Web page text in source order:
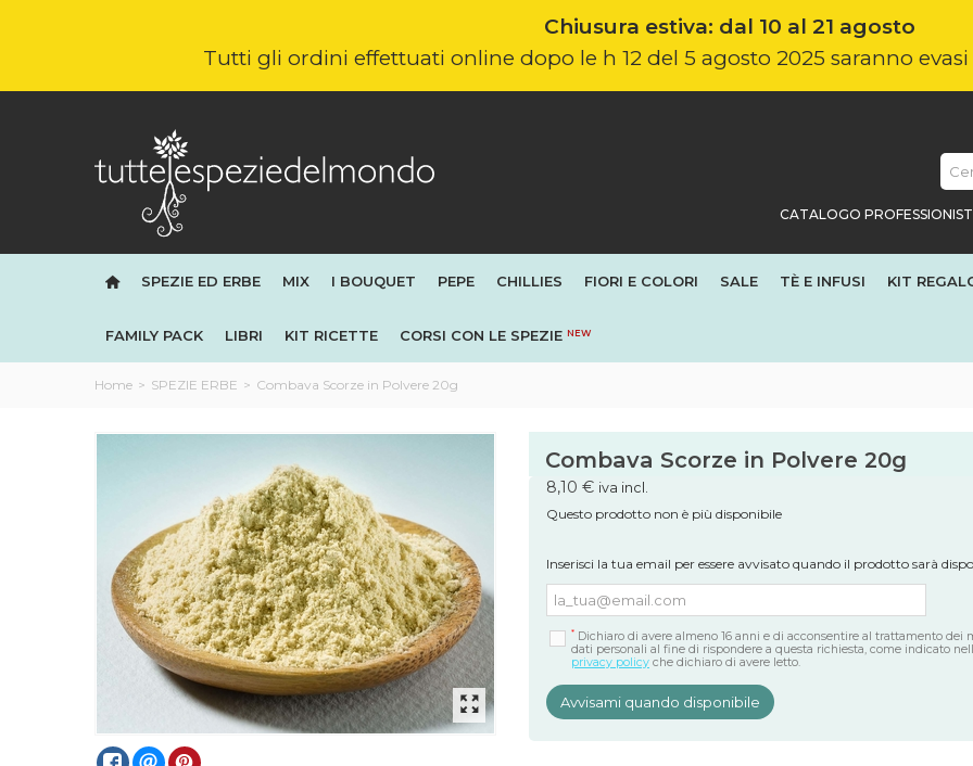
Chiusura estiva: dal 10 al 21 agosto
Tutti gli ordini effettuati online dopo le h 12 del 5 agosto 2025 saranno
CATALOGO
SPEZIE ED ERBE MIX I BOUQUET PEPE CHILLIES FIORI E COLORI SALE TÈ E INFUSI KIT
FAMILY PACK LIBRI KIT RICETTE CORSI CON LE SPEZIE NEW
Home > SPEZIE ERBE > Combava Scorze in Polvere 20g
Combava Scorze in Polvere 20g
8,10 € iva incl.
Questo prodotto non è più disponibile
Inserisci la tua email per essere avvisato quando il prodotto sarà
*Dichiaro di avere almeno 16 anni e di acconsentire al trattamento dei
dati personali al fine di rispondere a questa richiesta, come indicato
privacy policyche dichiaro di avere letto.
Avvisami quando disponibile